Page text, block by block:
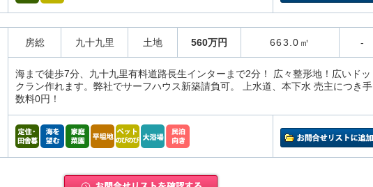
房総 九十九里 土地 560万円 663.0㎡ -
海まで徒歩7分、九十九里有料道路長生インターまで2分！ 広々整形地！広いドッ
クラン作れます。弊社でサーフハウス新築請負可。 上水道、本下水 売主につき手
数料0円！